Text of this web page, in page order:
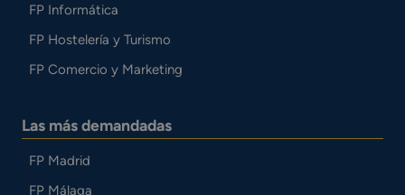
FP Informática
FP Hostelería y Turismo
FP Comercio y Marketing
Las más demandadas
FP Madrid
FP Málaga